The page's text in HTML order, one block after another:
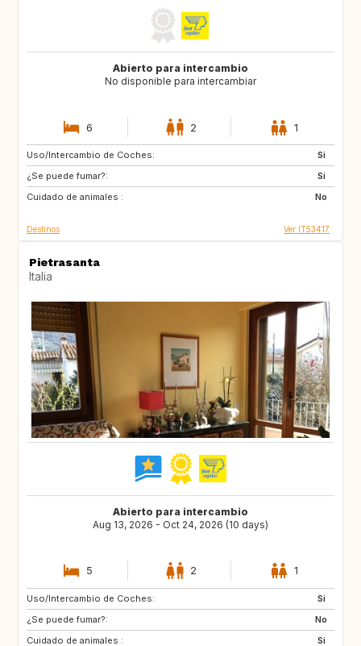
Abierto para intercambio
No disponible para intercambiar
6 2 1
Uso/Intercambio de Coches:
Si
¿Se puede fumar?:
Si
Cuidado de animales :
No
DE
IS
FR
Destinos Ver IT53417
Pietrasanta
Italia
Abierto para intercambio
Aug 13, 2026 - Oct 24, 2026 (10 days)
5 2 1
Uso/Intercambio de Coches:
Si
¿Se puede fumar?:
No
Cuidado de animales :
Si
SE
PL
GB